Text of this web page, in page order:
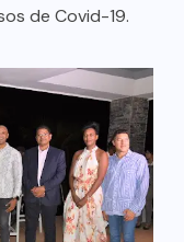
de Covid-19.